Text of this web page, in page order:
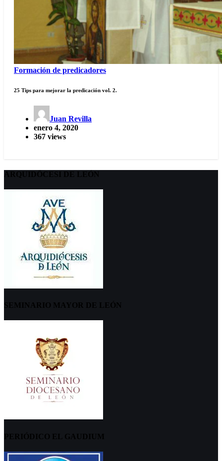
Formación de predicadores
25 Tips para mejorar la predicación vol. 2.
Juan Revilla
enero 4, 2020
367 views
ARQUIDÖCESI DE LEÓN
SEMINARIO MAYOR DE LEÓN
PERIÓDICO EL GAUDIUM